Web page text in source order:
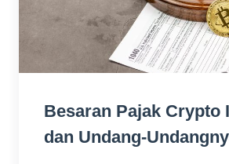
Besaran Pajak Crypto
dan Undang-